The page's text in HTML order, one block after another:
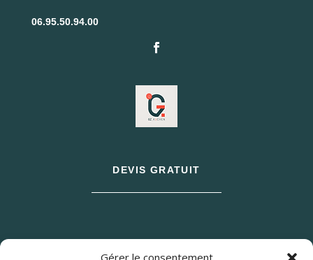
Gérer le consentement
06.95.50.94.00
DEVIS GRATUIT